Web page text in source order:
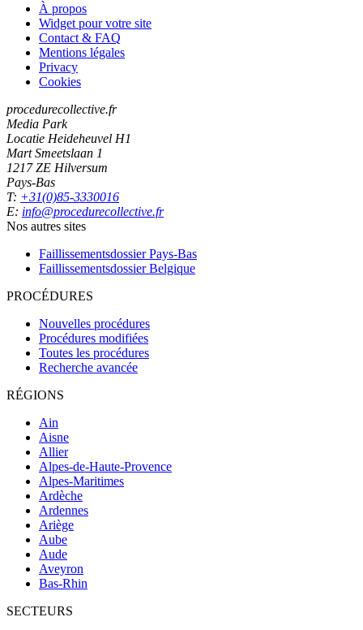
À propos
Widget pour votre site
Contact & FAQ
Mentions légales
Privacy
Cookies
procedurecollective.fr
Media Park
Locatie Heideheuvel H1
Mart Smeetslaan 1
1217 ZE Hilversum
Pays-Bas
T: +31(0)85-3330016
E: info@procedurecollective.fr
Nos autres sites
Faillissementsdossier Pays-Bas
Faillissementsdossier Belgique
PROCÉDURES
Nouvelles procédures
Procédures modifiées
Toutes les procédures
Recherche avancée
RÉGIONS
Ain
Aisne
Allier
Alpes-de-Haute-Provence
Alpes-Maritimes
Ardèche
Ardennes
Ariège
Aube
Aude
Aveyron
Bas-Rhin
SECTEURS